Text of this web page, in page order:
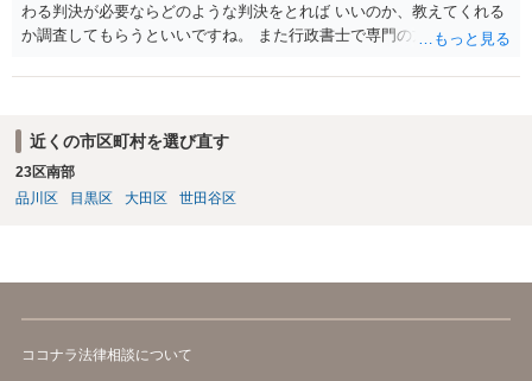
わる判決が必要ならどのような判決をとれば いいのか、教えてくれる
か調査してもらうといいですね。 また行政書士で専門の方がいそうな
近くの市区町村を選び直す
23区南部
品川区
目黒区 大田区 世田谷区
ココナラ法律相談について